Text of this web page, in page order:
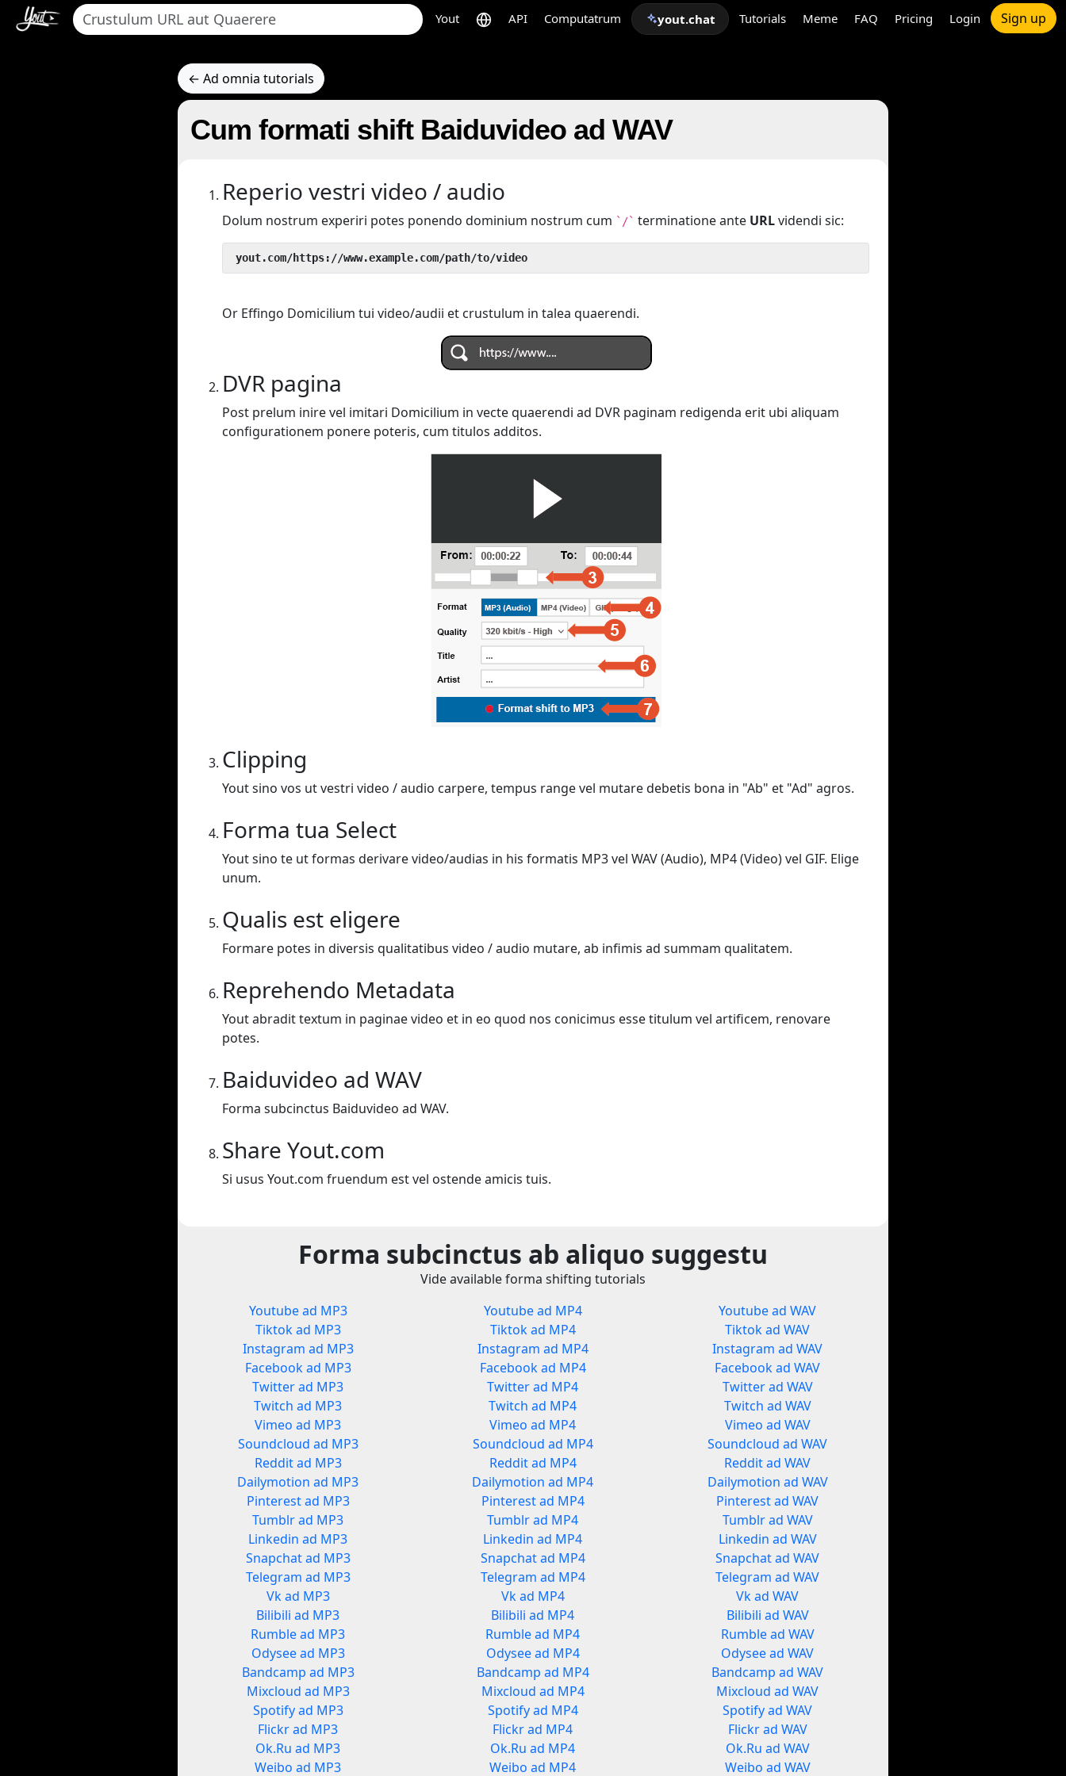
Yout API Computatrum yout.chat Tutorials Meme FAQ Pricing Login Sign up
← Ad omnia tutorials
Cum formati shift Baiduvideo ad WAV
Reperio vestri video / audio
Dolum nostrum experiri potes ponendo dominium nostrum cum `/` terminatione ante URLvidendi sic:
yout.com/https://www.example.com/path/to/video
Or Effingo Domicilium tui video/audii et crustulum in talea quaerendi.
DVR pagina
Post prelum inire vel imitari Domicilium in vecte quaerendi ad DVR paginam redigenda erit ubi aliquam
configurationem ponere poteris, cum titulos additos.
Clipping
Yout sino vos ut vestri video / audio carpere, tempus range vel mutare debetis bona in "Ab" et "Ad" agros.
Forma tua Select
Yout sino te ut formas derivare video/audias in his formatis MP3 vel WAV (Audio), MP4 (Video) vel GIF. Elige
unum.
Qualis est eligere
Formare potes in diversis qualitatibus video / audio mutare, ab infimis ad summam qualitatem.
Reprehendo Metadata
Yout abradit textum in paginae video et in eo quod nos conicimus esse titulum vel artificem, renovare
potes.
Baiduvideo ad WAV
Forma subcinctus Baiduvideo ad WAV.
Share Yout.com
Si usus Yout.com fruendum est vel ostende amicis tuis.
Forma subcinctus ab aliquo suggestu
Vide available forma shifting tutorials
Youtube ad MP3
Tiktok ad MP3
Instagram ad MP3
Facebook ad MP3
Twitter ad MP3
Twitch ad MP3
Vimeo ad MP3
Soundcloud ad MP3
Reddit ad MP3
Dailymotion ad MP3
Pinterest ad MP3
Tumblr ad MP3
Linkedin ad MP3
Snapchat ad MP3
Telegram ad MP3
Vk ad MP3
Bilibili ad MP3
Rumble ad MP3
Odysee ad MP3
Bandcamp ad MP3
Mixcloud ad MP3
Spotify ad MP3
Flickr ad MP3
Ok.Ru ad MP3
Weibo ad MP3
Youtube ad MP4
Tiktok ad MP4
Instagram ad MP4
Facebook ad MP4
Twitter ad MP4
Twitch ad MP4
Vimeo ad MP4
Soundcloud ad MP4
Reddit ad MP4
Dailymotion ad MP4
Pinterest ad MP4
Tumblr ad MP4
Linkedin ad MP4
Snapchat ad MP4
Telegram ad MP4
Vk ad MP4
Bilibili ad MP4
Rumble ad MP4
Odysee ad MP4
Bandcamp ad MP4
Mixcloud ad MP4
Spotify ad MP4
Flickr ad MP4
Ok.Ru ad MP4
Weibo ad MP4
Youtube ad WAV
Tiktok ad WAV
Instagram ad WAV
Facebook ad WAV
Twitter ad WAV
Twitch ad WAV
Vimeo ad WAV
Soundcloud ad WAV
Reddit ad WAV
Dailymotion ad WAV
Pinterest ad WAV
Tumblr ad WAV
Linkedin ad WAV
Snapchat ad WAV
Telegram ad WAV
Vk ad WAV
Bilibili ad WAV
Rumble ad WAV
Odysee ad WAV
Bandcamp ad WAV
Mixcloud ad WAV
Spotify ad WAV
Flickr ad WAV
Ok.Ru ad WAV
Weibo ad WAV